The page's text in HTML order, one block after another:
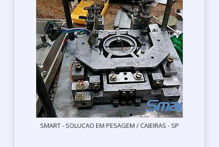
SMART - SOLUCAO EM PESAGEM / CAIEIRAS - SP